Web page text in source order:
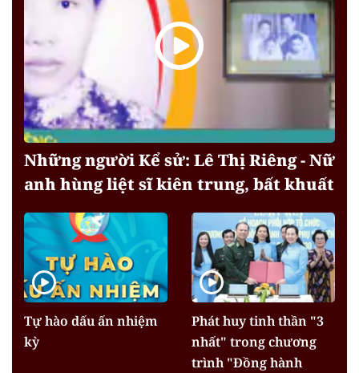
Những người Kể sử: Lê Thị Riêng - Nữ
anh hùng liệt sĩ kiên trung, bất khuất
Tự hào dấu ấn nhiệm
kỳ
Phát huy tinh thần "3
nhất" trong chương
trình "Đồng hành